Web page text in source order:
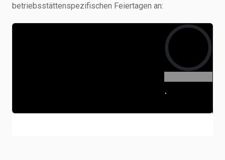
betriebsstättenspezifischen Feiertagen an: